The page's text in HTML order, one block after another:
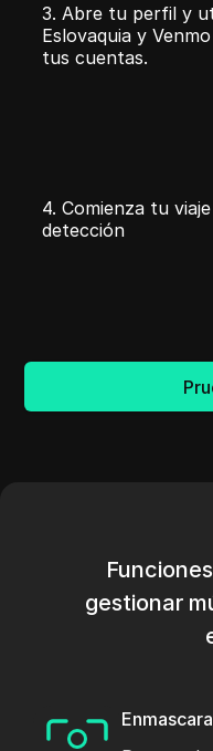
3. Abre tu perfil y
Eslovaquia y
tus cuentas.
4. Comienza tu
detección
gestionar